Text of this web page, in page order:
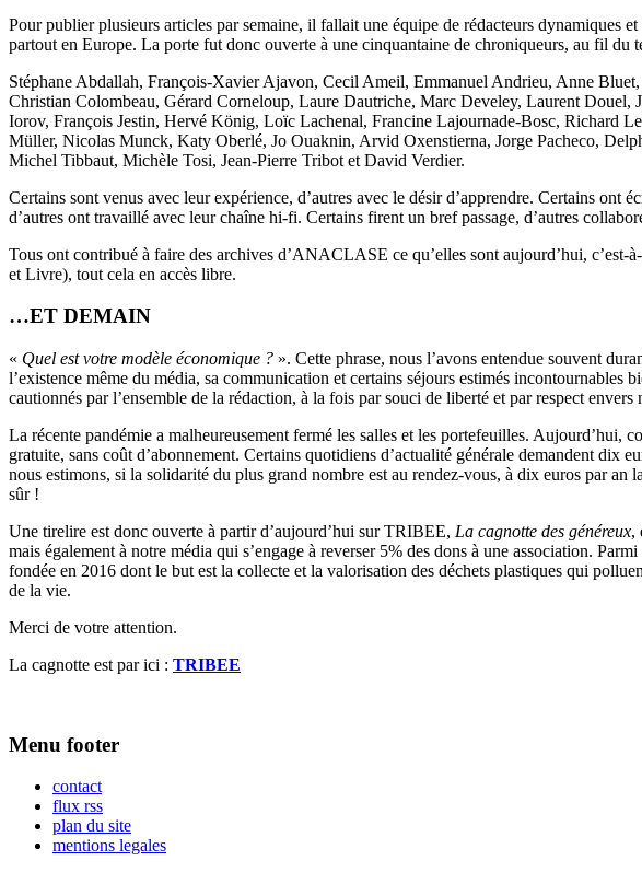
Pour publier plusieurs articles par semaine, il fallait une équipe de rédacteurs dynamiques
partout en Europe. La porte fut donc ouverte à une cinquantaine de chroniqueurs, au fil du
Stéphane Abdallah, François-Xavier Ajavon, Cecil Ameil, Emmanuel Andrieu, Anne
Christian Colombeau, Gérard Corneloup, Laure Dautriche, Marc Develey, Laurent
Iorov, François Jestin, Hervé König, Loïc Lachenal, Francine Lajournade-Bosc, Richard
Müller, Nicolas Munck, Katy Oberlé, Jo Ouaknin, Arvid Oxenstierna, Jorge Pacheco,
Michel Tibbaut, Michèle Tosi, Jean-Pierre Tribot et David Verdier.
Certains sont venus avec leur expérience, d’autres avec le désir d’apprendre. Certains
d’autres ont travaillé avec leur chaîne hi-fi. Certains firent un bref passage, d’autres
Tous ont contribué à faire des archives d’ANACLASE ce qu’elles sont aujourd’hui,
et Livre), tout cela en accès libre.
…ET DEMAIN
« Quel est votre modèle économique ? ». Cette phrase, nous l’avons entendue souvent
l’existence même du média, sa communication et certains séjours estimés
cautionnés par l’ensemble de la rédaction, à la fois par souci de liberté et par respect envers
La récente pandémie a malheureusement fermé les salles et les portefeuilles.
gratuite, sans coût d’abonnement. Certains quotidiens d’actualité générale demandent dix
nous estimons, si la solidarité du plus grand nombre est au rendez-vous, à dix euros par
sûr !
Une tirelire est donc ouverte à partir d’aujourd’hui sur TRIBEE, La cagnotte des généreux,
mais également à notre média qui s’engage à reverser 5% des dons à une association.
fondée en 2016 dont le but est la collecte et la valorisation des déchets plastiques qui
de la vie.
Merci de votre attention.
La cagnotte est par ici : TRIBEE
Menu footer
contact
flux rss
plan du site
mentions legales